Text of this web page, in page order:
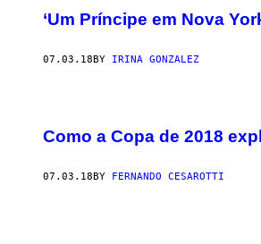
‘Um Príncipe em Nova
07.03.18BY IRINA GONZALEZ
Como a Copa de 2018
07.03.18 BY FERNANDO CESAROTTI